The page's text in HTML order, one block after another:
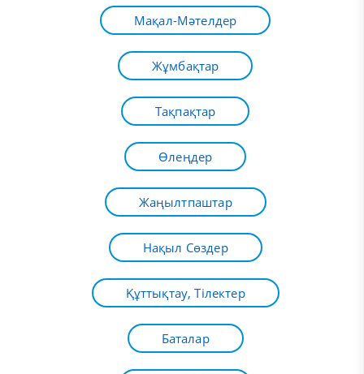
Мақал-Мәтелдер
Жұмбақтар
Тақпақтар
Өлеңдер
Жаңылтпаштар
Нақыл Сөздер
Құттықтау, Тілектер
Баталар